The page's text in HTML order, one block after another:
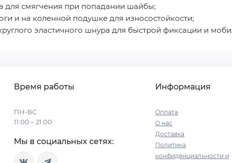
для смягчения при попадании шайбы;
и на коленной подушке для износостойкости;
эластичного шнура для быстрой фиксации и
Время работы
ПН-ВС
11:00 – 21:00
Мы в социальных сетях:
Информация
Оплата
О нас
Доставка
Политика
конфиденциальности и